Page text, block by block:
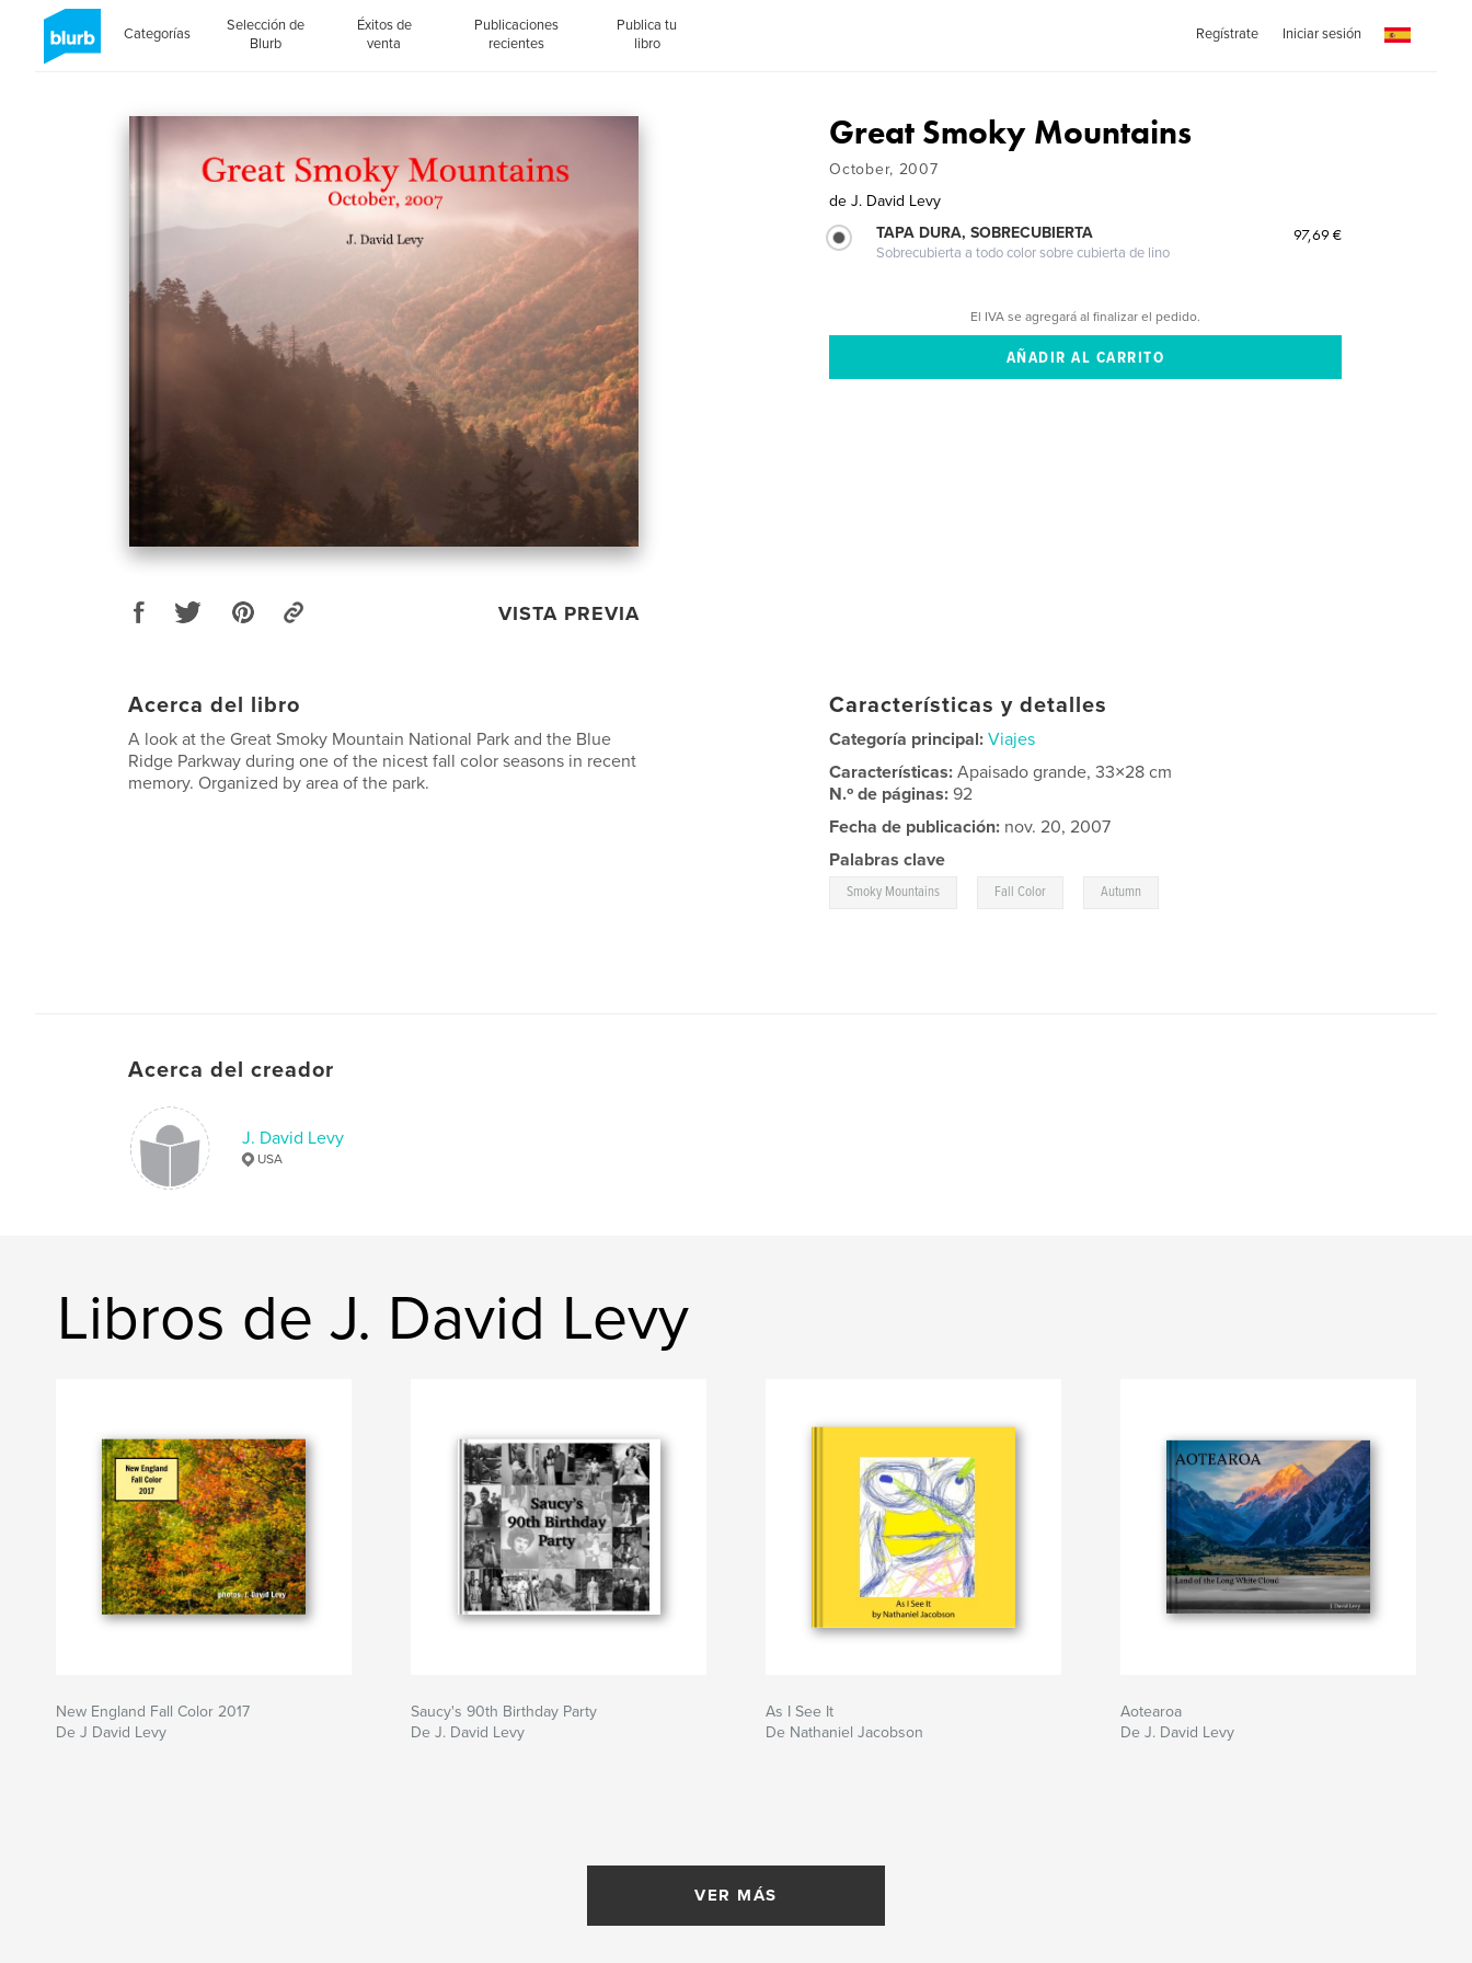
Categorías
Selección de
Blurb
Éxitos de
venta
Publicaciones
recientes
Publica tu
libro
Regístrate Iniciar sesión
VISTA PREVIA
Great Smoky Mountains
October, 2007
de J. David Levy
TAPA DURA, SOBRECUBIERTA
Sobrecubierta a todo color sobre cubierta de lino
97,69 €
El IVA se agregará al finalizar el pedido.
Acerca del libro
A look at the Great Smoky Mountain National Park and the Blue
Ridge Parkway during one of the nicest fall color seasons in recent
memory. Organized by area of the park.
Características y detalles
Categoría principal: Viajes
Características:Apaisado grande, 33×28 cm
N.º de páginas:92
Fecha de publicación: nov. 20, 2007
Palabras clave
Smoky Mountains Fall Color Autumn
Acerca del creador
J. David Levy
USA
Libros de J. David Levy
New England Fall Color 2017
De J David Levy
Saucy's 90th Birthday Party
De J. David Levy
As I See It
De Nathaniel Jacobson
Aotearoa
De J. David Levy
VER MÁS